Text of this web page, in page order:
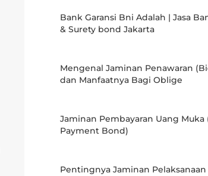
Bank Garansi Bni Adalah | Jasa
& Surety bond Jakarta
Mengenal Jaminan Penawaran
dan Manfaatnya Bagi Oblige
Jaminan Pembayaran Uang Muka
Payment Bond)
Pentingnya Jaminan Pelaksanaan